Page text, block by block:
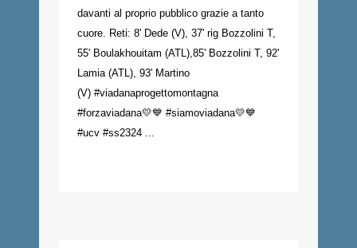
davanti al proprio pubblico grazie a tanto
cuore. Reti: 8' Dede (V), 37' rig Bozzolini T,
55' Boulakhouitam (ATL),85' Bozzolini T, 92'
Lamia (ATL), 93' Martino
(V) #viadanaprogettomontagna
#forzaviadana💛💙 #siamoviadana💛💙
#ucv #ss2324 ...